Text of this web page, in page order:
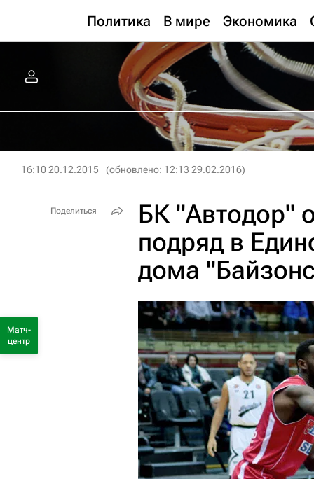
Политика В мире Экономика
16:10 20.12.2015 (обновлено: 12:13 29.02.2016)
БК "Автодор"
подряд в
дома
Поделиться
Матч-
центр